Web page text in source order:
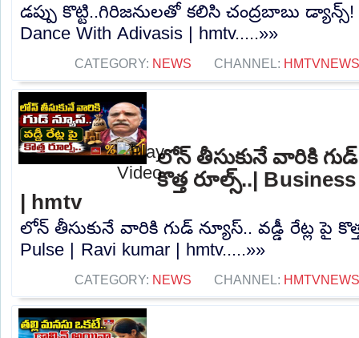
డప్పు కొట్టి..గిరిజనులతో కలిసి చంద్రబాబు డ్యాన్స్!
Dance With Adivasis | hmtv.....»»
CATEGORY: NEWS CHANNEL: HMTVNEWS
లోన్ తీసుకునే వారికి గుడ్
కొత్త రూల్స్..|
| hmtv
లోన్ తీసుకునే వారికి గుడ్ న్యూస్.. వడ్డీ రేట్ల పై
Pulse | Ravi kumar | hmtv.....»»
CATEGORY: NEWS CHANNEL: HMTVNEWS